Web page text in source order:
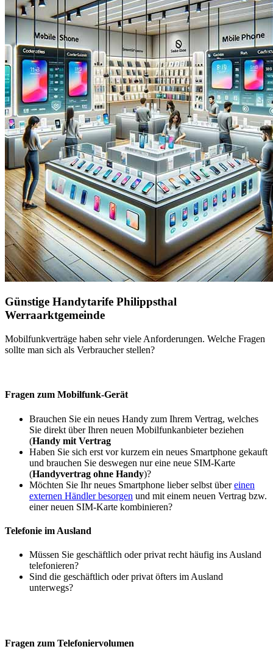
Günstige Handytarife Philippsthal
Werraarktgemeinde
Mobilfunkverträge haben sehr viele Anforderungen. Welche Fragen
sollte man sich als Verbraucher stellen?
Fragen zum Mobilfunk-Gerät
Brauchen Sie ein neues Handy zum Ihrem Vertrag, welches
Sie direkt über Ihren neuen Mobilfunkanbieter beziehen
(Handy mit Vertrag
Haben Sie sich erst vor kurzem ein neues Smartphone gekauft
und brauchen Sie deswegen nur eine neue SIM-Karte
(Handyvertrag ohne Handy)?
Möchten Sie Ihr neues Smartphone lieber selbst übereinen
externen Händler besorgen und mit einem neuen Vertrag bzw.
einer neuen SIM-Karte kombinieren?
Telefonie im Ausland
Müssen Sie geschäftlich oder privat recht häufig ins Ausland
telefonieren?
Sind die geschäftlich oder privat öfters im Ausland
unterwegs?
Fragen zum Telefoniervolumen